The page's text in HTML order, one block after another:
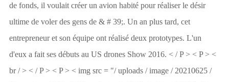
de fonds, il voulait créer un avion habité pour réaliser le désir
ultime de voler des gens de & # 39;. Un an plus tard, cet
entrepreneur et son équipe ont réalisé deux prototypes. L'un
d'eux a fait ses débuts au US drones Show 2016. < / P > < P > <
br / > < / P > < P > < img src = "/ uploads / image / 20210625 /